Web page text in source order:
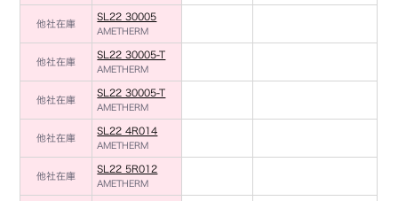
他社在庫
SL22 30005
AMETHERM
他社在庫
SL22 30005-T
AMETHERM
他社在庫
SL22 30005-T
AMETHERM
他社在庫
SL22 4R014
AMETHERM
他社在庫
SL22 5R012
AMETHERM